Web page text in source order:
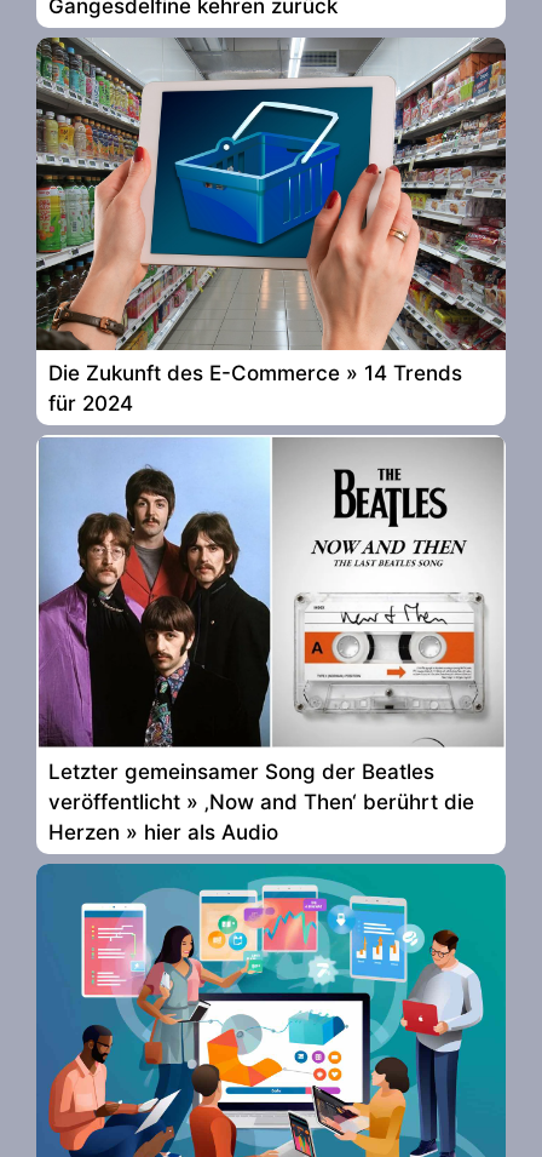
Gangesdelfine kehren zurück
Die Zukunft des E-Commerce » 14 Trends
für 2024
Letzter gemeinsamer Song der Beatles
veröffentlicht » ‚Now and Then‘ berührt die
Herzen » hier als Audio